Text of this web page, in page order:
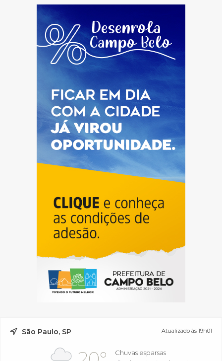
São Paulo, SP Atualizado às 19h01
Chuvas esparsas